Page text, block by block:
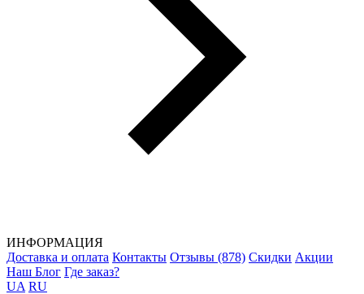
ИНФОРМАЦИЯ
Доставка и оплата Контакты Отзывы (878) Скидки Акции
Наш Блог Где заказ?
UA RU